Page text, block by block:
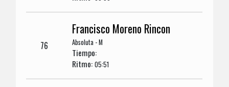
76
Francisco Moreno Rincon
Absoluta - M
Tiempo:
Ritmo:05:51